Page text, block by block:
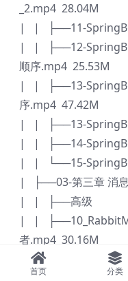
_2.mp4 28.04M
| | ├──11-
| | ├──12-
顺序.mp4 25.53M
| | ├──13-
序.mp4 47.42M
| | ├──13-
| | ├──14-
| | └──15-
| ├──03-第三章 消
| | ├──高级
| |
者.mp4 30.16M
| |
首页 分类